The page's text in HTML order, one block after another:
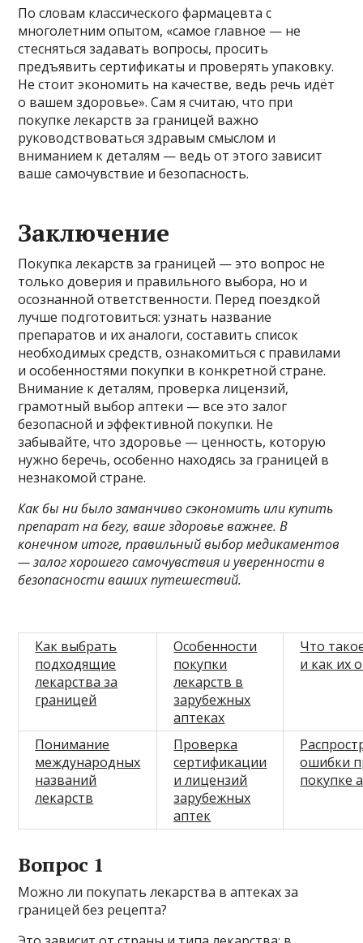
По словам классического фармацевта с
многолетним опытом, «самое главное — не
стесняться задавать вопросы, просить
предъявить сертификаты и проверять упаковку.
Не стоит экономить на качестве, ведь речь идёт
о вашем здоровье». Сам я считаю, что при
покупке лекарств за границей важно
руководствоваться здравым смыслом и
вниманием к деталям — ведь от этого зависит
ваше самочувствие и безопасность.
Заключение
Покупка лекарств за границей — это вопрос не
только доверия и правильного выбора, но и
осознанной ответственности. Перед поездкой
лучше подготовиться: узнать название
препаратов и их аналоги, составить список
необходимых средств, ознакомиться с правилами
и особенностями покупки в конкретной стране.
Внимание к деталям, проверка лицензий,
грамотный выбор аптеки — все это залог
безопасной и эффективной покупки. Не
забывайте, что здоровье — ценность, которую
нужно беречь, особенно находясь за границей в
незнакомой стране.
Как бы ни было заманчиво сэкономить или купить
препарат на бегу, ваше здоровье важнее. В
конечном итоге, правильный выбор медикаментов
— залог хорошего самочувствия и уверенности в
безопасности ваших путешествий.
Как выбрать
подходящие
лекарства за
границей
Особенности
покупки
лекарств в
зарубежных
аптеках
Что
и как их
Понимание
международных
названий
лекарств
Проверка
сертификации
и лицензий
зарубежных
аптек
ошибки
покупке
Вопрос 1
Можно ли покупать лекарства в аптеках за
границей без рецепта?